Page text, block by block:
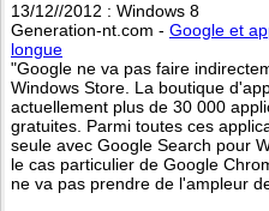
13/12//2012 : Windows 8
Generation-nt.com - Google et
longue
"Google ne va pas faire
Windows Store. La boutique
actuellement plus de 30 000
gratuites. Parmi toutes ces
seule avec Google Search pour
le cas particulier de Google
ne va pas prendre de l'ampleur